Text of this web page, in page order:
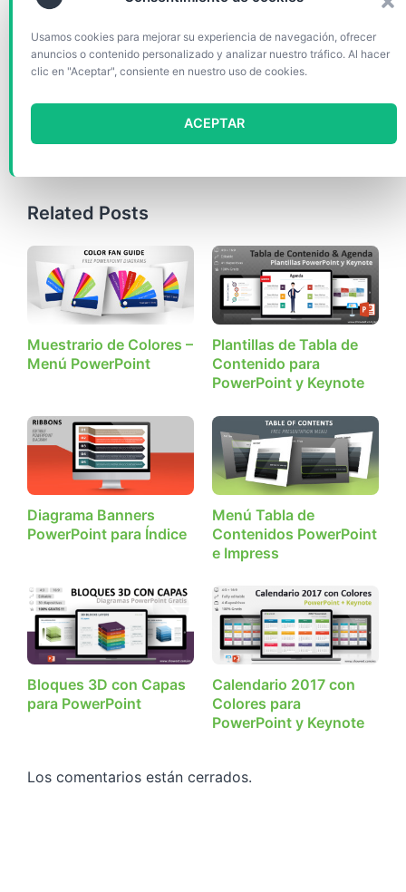
Usamos cookies para mejorar su experiencia de navegación, ofrecer
anuncios o contenido personalizado y analizar nuestro tráfico. Al hacer
clic en "Aceptar", consiente en nuestro uso de cookies.
ACEPTAR
(29896)
Categorías
Gráficos y diagramas
Multicolor,
Related Posts
Muestrario de Colores –
Menú PowerPoint
Plantillas de Tabla de
Contenido para
PowerPoint y Keynote
Diagrama Banners
PowerPoint para Índice
Menú Tabla de
Contenidos PowerPoint
e Impress
Bloques 3D con Capas
para PowerPoint
Calendario 2017 con
Colores para
PowerPoint y Keynote
Los comentarios están cerrados.